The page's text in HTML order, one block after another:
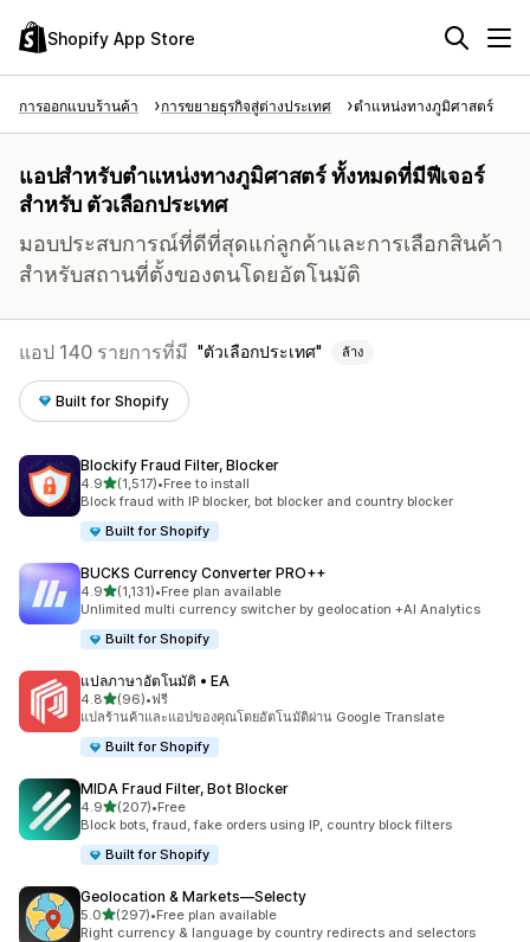
Shopify App Store
การออกแบบร้านค้า การขยายธุรกิจสู่ต่างประเทศ ตำแหน่งทางภูมิศาสตร์
แอปสำหรับตำแหน่งทางภูมิศาสตร์ ทั้งหมดที่มีฟีเจอร์
สำหรับ ตัวเลือกประเทศ
มอบประสบการณ์ที่ดีที่สุดแก่ลูกค้าและการเลือกสินค้า
สำหรับสถานที่ตั้งของตนโดยอัตโนมัติ
แอป 140 รายการที่มี ตัวเลือกประเทศ ล้าง
Built for Shopify
Blockify Fraud Filter, Blocker
4.9เต็ม 5 ดาว
(1,517)
ทั้งหมด 1517 รีวิว
•Free to install
Block fraud with IP blocker, bot blocker and country blocker
Built for Shopify
BUCKS Currency Converter PRO++
4.9เต็ม 5 ดาว
(1,131)
ทั้งหมด 1131 รีวิว
•Free plan available
Unlimited multi currency switcher by geolocation +AI Analytics
Built for Shopify
แปลภาษาอัตโนมัติ • EA
4.8เต็ม 5 ดาว
(96)
ทั้งหมด 96 รีวิว
•ฟรี
แปลร้านค้าและแอปของคุณโดยอัตโนมัติผ่าน Google Translate
Built for Shopify
MIDA Fraud Filter, Bot Blocker
4.9เต็ม 5 ดาว
(207)
ทั้งหมด 207 รีวิว
•Free
Block bots, fraud, fake orders using IP, country block filters
Built for Shopify
Geolocation & Markets—Selecty
5.0เต็ม 5 ดาว
(297)
ทั้งหมด 297 รีวิว
•Free plan available
Right currency & language by country redirects and selectors